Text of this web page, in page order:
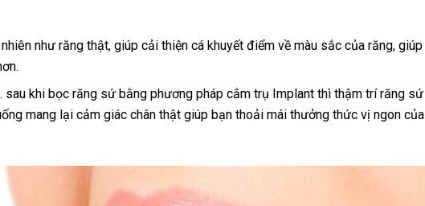
như răng thật, giúp cải thiện cá khuyết điểm về màu sắc của răng, giúp
sau khi bọc răng sứ bằng phương pháp cắm trụ Implant thì thậm trí răng sứ
mang lại cảm giác chân thật giúp bạn thoải mái thưởng thức vị ngon của